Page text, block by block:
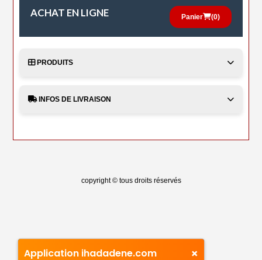
ACHAT EN LIGNE Panier (0)
PRODUITS
INFOS DE LIVRAISON
copyright © tous droits réservés
Application ihadadene.com ×